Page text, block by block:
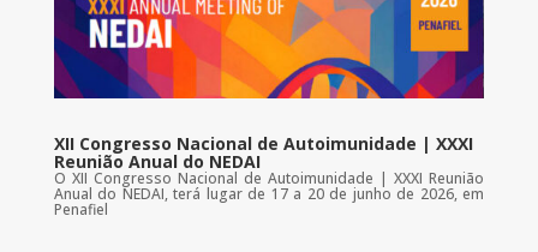
XII Congresso Nacional de Autoimunidade | XXXI
Reunião Anual do NEDAI
O XII Congresso Nacional de Autoimunidade | XXXI Reunião
Anual do NEDAI, terá lugar de 17 a 20 de junho de 2026, em
Penafiel